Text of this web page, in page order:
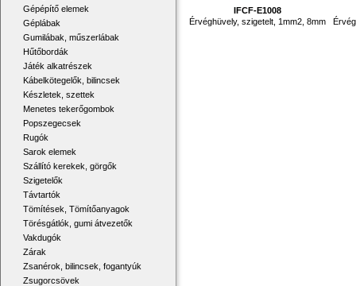
Gépépítő elemek
Géplábak
Gumilábak, műszerlábak
Hűtőbordák
Játék alkatrészek
Kábelkötegelők, bilincsek
Készletek, szettek
Menetes tekerőgombok
Popszegecsek
Rugók
Sarok elemek
Szállító kerekek, görgők
Szigetelők
Távtartók
Tömítések, Tömítőanyagok
Törésgátlók, gumi átvezetők
Vakdugók
Zárak
Zsanérok, bilincsek, fogantyúk
Zsugorcsövek
IFCF-E1008
Érvéghüvely, szigetelt, 1mm2, 8mm